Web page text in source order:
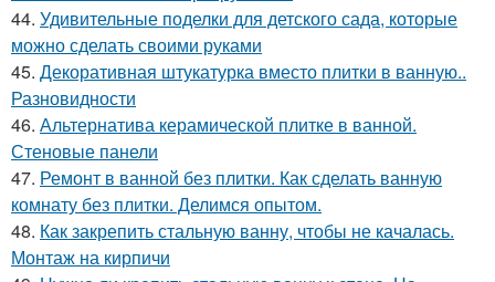
44. Удивительные поделки для детского сада, которые
можно сделать своими руками
45. Декоративная штукатурка вместо плитки в ванную..
Разновидности
46. Альтернатива керамической плитке в ванной.
Стеновые панели
47. Ремонт в ванной без плитки. Как сделать ванную
комнату без плитки. Делимся опытом.
48. Как закрепить стальную ванну, чтобы не качалась.
Монтаж на кирпичи